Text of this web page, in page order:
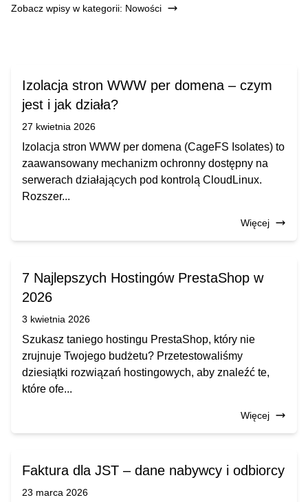
Zobacz wpisy w kategorii: Nowości
Izolacja stron WWW per domena – czym
jest i jak działa?
27 kwietnia 2026
Izolacja stron WWW per domena (CageFS Isolates) to
zaawansowany mechanizm ochronny dostępny na
serwerach działających pod kontrolą CloudLinux.
Rozszer...
Więcej
7 Najlepszych Hostingów PrestaShop w
2026
3 kwietnia 2026
Szukasz taniego hostingu PrestaShop, który nie
zrujnuje Twojego budżetu? Przetestowaliśmy
dziesiątki rozwiązań hostingowych, aby znaleźć te,
które ofe...
Więcej
Faktura dla JST – dane nabywcy i odbiorcy
23 marca 2026